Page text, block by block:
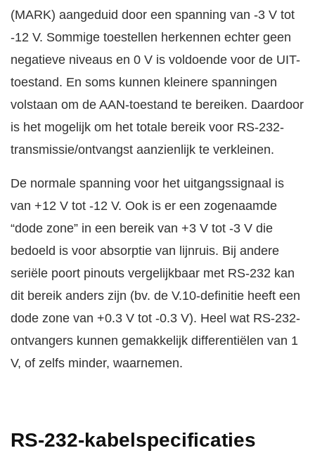
(MARK) aangeduid door een spanning van -3 V tot
-12 V. Sommige toestellen herkennen echter geen
negatieve niveaus en 0 V is voldoende voor de UIT-
toestand. En soms kunnen kleinere spanningen
volstaan om de AAN-toestand te bereiken. Daardoor
is het mogelijk om het totale bereik voor RS-232-
transmissie/ontvangst aanzienlijk te verkleinen.
De normale spanning voor het uitgangssignaal is
van +12 V tot -12 V. Ook is er een zogenaamde
“dode zone” in een bereik van +3 V tot -3 V die
bedoeld is voor absorptie van lijnruis. Bij andere
seriële poort pinouts vergelijkbaar met RS-232 kan
dit bereik anders zijn (bv. de V.10-definitie heeft een
dode zone van +0.3 V tot -0.3 V). Heel wat RS-232-
ontvangers kunnen gemakkelijk differentiëlen van 1
V, of zelfs minder, waarnemen.
RS-232-kabelspecificaties